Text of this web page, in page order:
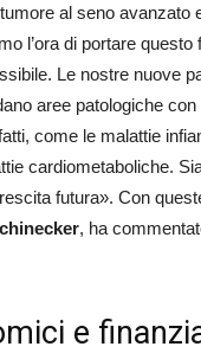
al seno avanzato
l’ora di portare questo
Le nostre nuove
aree patologiche
come le malattie
cardiometaboliche.
futura». Con
, ha
e